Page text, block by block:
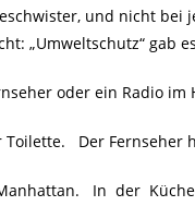
und nicht bei
„Umweltschutz“ gab
oder ein Radio im
Der Fernseher
In der Küche